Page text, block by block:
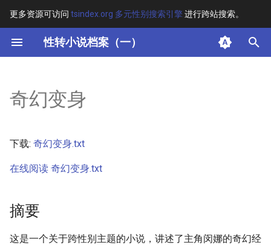
更多资源可访问 tsindex.org 多元性别搜索引擎进行跨站搜索。
性转小说档案（一）
键
开
搜
索
其他信息 [Processed Page
奇幻变身
下载: 奇幻变身.txt
在线阅读 奇幻变身.txt
摘要
这是一个关于跨性别主题的小说，讲述了主角闵娜的奇幻经